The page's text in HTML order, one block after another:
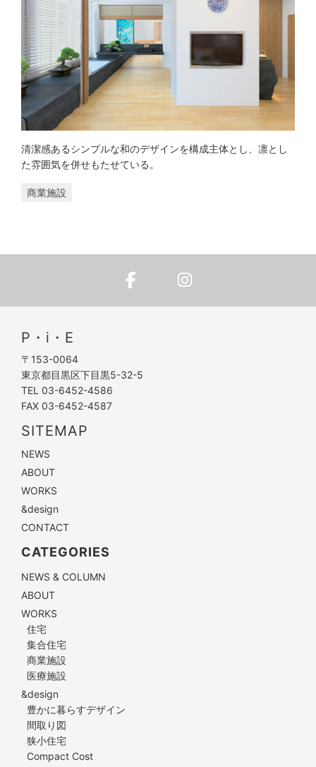
清潔感あるシンプルな和のデザインを構成主体とし、凛とし
た雰囲気を併せもたせている。
商業施設
P・i・E
〒153-0064
東京都目黒区下目黒5-32-5
TEL 03-6452-4586
FAX 03-6452-4587
SITEMAP
NEWS
ABOUT
WORKS
&design
CONTACT
CATEGORIES
NEWS & COLUMN
ABOUT
WORKS
住宅
集合住宅
商業施設
医療施設
&design
豊かに暮らすデザイン
間取り図
狭小住宅
Compact Cost